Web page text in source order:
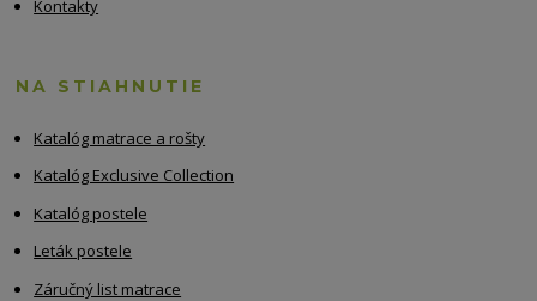
Kontakty
NA STIAHNUTIE
Katalóg matrace a rošty
Katalóg Exclusive Collection
Katalóg postele
Leták postele
Záručný list matrace